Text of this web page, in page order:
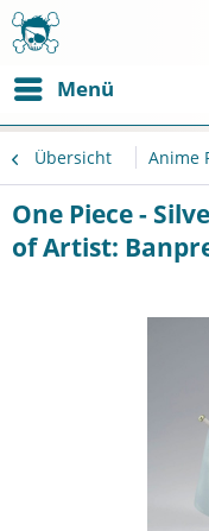
Menü
Übersicht Anime
One Piece -
of Artist: